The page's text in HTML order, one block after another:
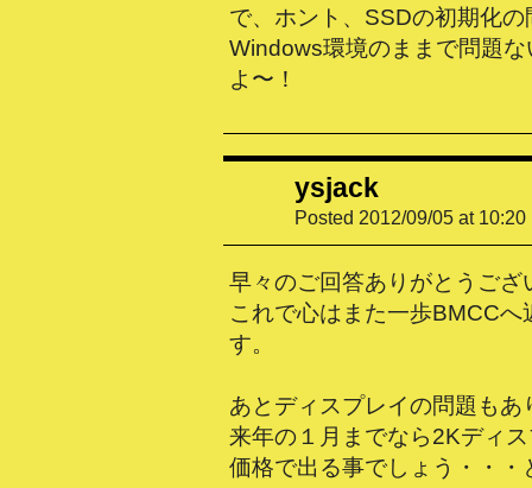
で、ホント、SSDの初期化
Windows環境のままで問題
よ〜！
ysjack
Posted 2012/09/05 at 10:20
早々のご回答ありがとうござ
これで心はまた一歩BMCCへ
す。
あとディスプレイの問題もあ
来年の１月までなら2Kディ
価格で出る事でしょう・・